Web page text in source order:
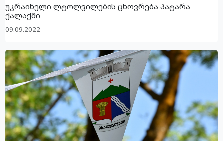
უკრაინელი ლტოლვილების ცხოვრება პატარა
ქალაქში
09.09.2022